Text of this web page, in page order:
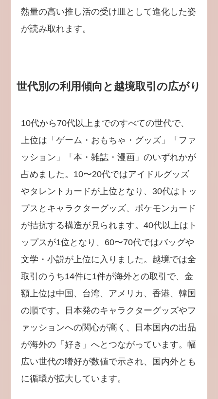
熱量の高い推し活の受け皿として進化した姿
が読み取れます。
世代別の利用傾向と越境取引の広がり
10代から70代以上までのすべての世代で、
上位は「ゲーム・おもちゃ・グッズ」「ファ
ッション」「本・雑誌・漫画」のいずれかが
占めました。10〜20代ではアイドルグッズ
やタレントカードが上位となり、30代はトッ
プスとキャラクターグッズ、ポケモンカード
が拮抗する構造が見られます。40代以上はト
ップスが1位となり、60〜70代ではバッグや
文学・小説が上位に入りました。越境では全
取引のうち14件に1件が海外との取引で、金
額上位は中国、台湾、アメリカ、香港、韓国
の順です。日本発のキャラクターグッズやフ
ァッションへの関心が高く、日本国内の出品
が海外の「好き」へとつながっています。幅
広い世代の嗜好が数値で示され、国内外とも
に循環が拡大しています。